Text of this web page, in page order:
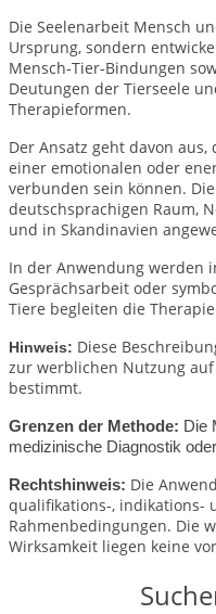
Die Seelenarbeit Mensch
Ursprung, sondern
Mensch‑Tier‑Bindungen
Deutungen der Tierseele
Therapieformen.
Der Ansatz geht davon
einer emotionalen oder
verbunden sein können.
deutschsprachigen Raum,
und in Skandinavien
In der Anwendung werden
Gesprächsarbeit oder
Tiere begleiten die
Hinweis: Diese
zur werblichen Nutzung
bestimmt.
Grenzen der Methode: Die
medizinische Diagnostik
Rechtshinweis: Die
qualifikations-, indikations-
Rahmenbedingungen. Die
Wirksamkeit liegen keine